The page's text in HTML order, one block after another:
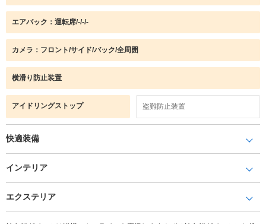
エアバック：運転席/-/-/-
カメラ：フロント/サイド/バック/全周囲
横滑り防止装置
アイドリングストップ 盗難防止装置
快適装備
インテリア
エクステリア